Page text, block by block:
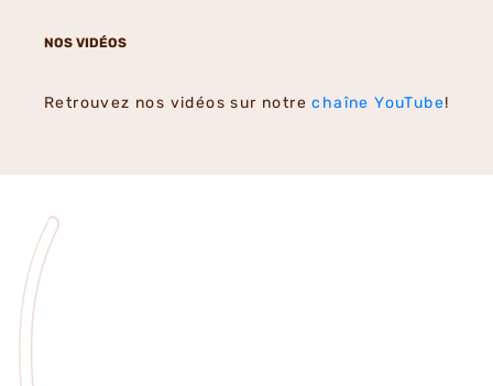
NOS VIDÉOS
Retrouvez nos vidéos sur notrechaîne YouTube!